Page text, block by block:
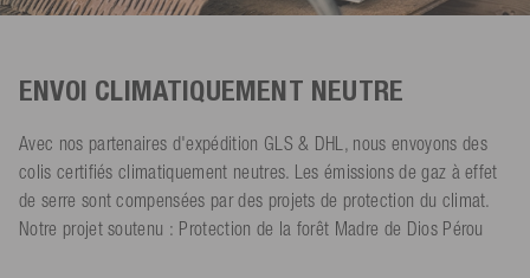
ENVOI CLIMATIQUEMENT NEUTRE
Avec nos partenaires d'expédition GLS & DHL, nous envoyons des
colis certifiés climatiquement neutres. Les émissions de gaz à effet
de serre sont compensées par des projets de protection du climat.
Notre projet soutenu : Protection de la forêt Madre de Dios Pérou